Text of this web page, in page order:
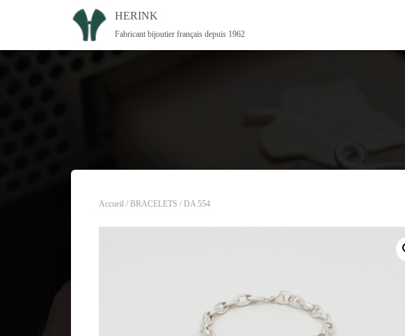
HERINK
Fabricant bijoutier français depuis 1962
Accueil / BRACELETS / DA 554